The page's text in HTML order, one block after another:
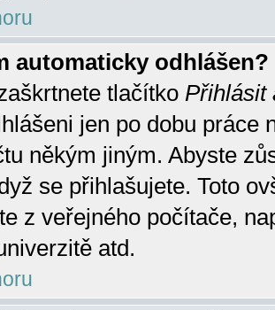
automaticky odhlášen?
tlačítko Přihlásit
jen po dobu práce
někým jiným. Abyste
se přihlašujete. Toto
z veřejného počítače,
atd.